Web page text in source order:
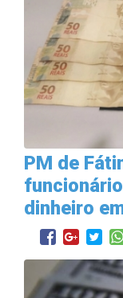
PM de
dinheiro